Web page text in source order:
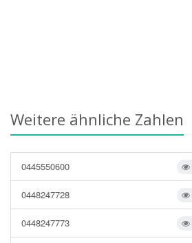
Weitere ähnliche Zahlen
0445550600
0448247728
0448247773